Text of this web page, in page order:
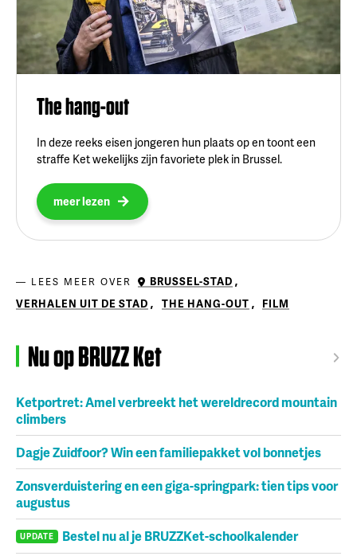
The hang-out
In deze reeks eisen jongeren hun plaats op en toont een
straffe Ket wekelijks zijn favoriete plek in Brussel.
meer lezen
LEES MEER OVER BRUSSEL-STAD ,
VERHALEN UIT DE STAD , THE HANG-OUT , FILM
Nu op BRUZZ Ket
Ketportret: Amel verbreekt het wereldrecord mountain
climbers
Dagje Zuidfoor? Win een familiepakket vol bonnetjes
Zonsverduistering en een giga-springpark: tien tips voor
augustus
UPDATE
Bestel nu al je BRUZZKet-schoolkalender